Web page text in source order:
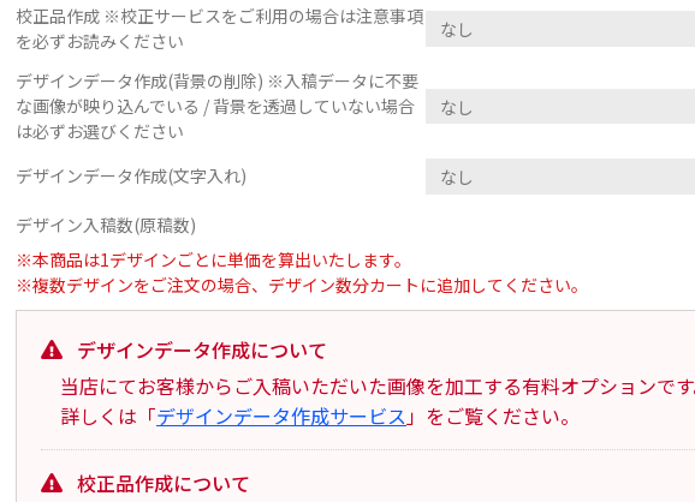
校正品作成 ※校正サービスをご利用の場合は注意事項
を必ずお読みください
デザインデータ作成(背景の削除) ※入稿データに不要
な画像が映り込んでいる / 背景を透過していない場合
は必ずお選びください
デザインデータ作成(文字入れ)
デザイン入稿数(原稿数)
※本商品は1デザインごとに単価を算出いたします。
※複数デザインをご注文の場合、デザイン数分カートに追加してください。
デザインデータ作成について
当店にてお客様からご入稿いただいた画像を加工する有料オプションで
詳しくは「デザインデータ作成サービス 」をご覧ください。
校正品作成について